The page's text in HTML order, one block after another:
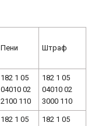
Пени Штраф
182 1 05
04010 02
2100 110
182 1 05
04010 02
3000 110
182 1 05
182 1 05